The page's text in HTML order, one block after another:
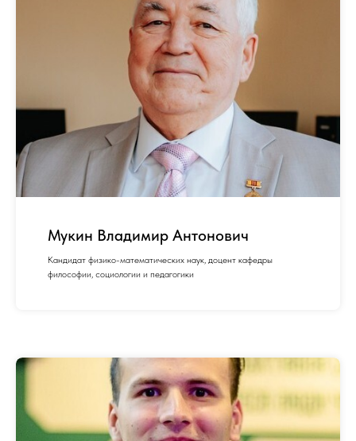
Мукин Владимир Антонович
Кандидат физико-математических наук, доцент кафедры
философии, социологии и педагогики